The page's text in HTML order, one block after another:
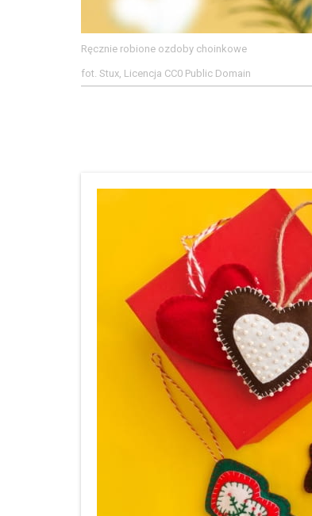
Ręcznie robione ozdoby choinkowe
fot. Stux, Licencja CC0 Public Domain